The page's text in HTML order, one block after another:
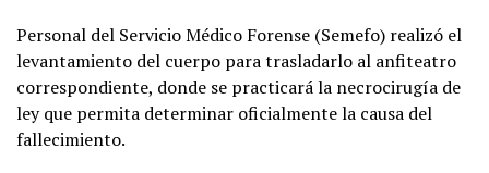
Personal del Servicio Médico Forense (Semefo) realizó el
levantamiento del cuerpo para trasladarlo al anfiteatro
correspondiente, donde se practicará la necrocirugía de
ley que permita determinar oficialmente la causa del
fallecimiento.